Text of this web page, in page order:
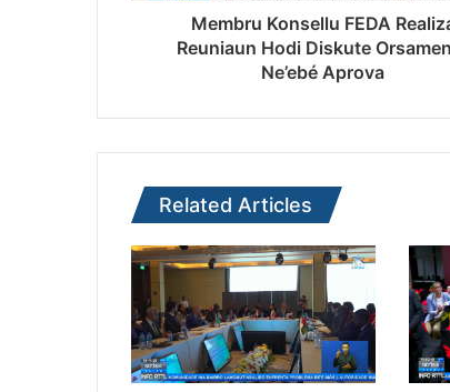
Membru Konsellu FEDA
Reuniaun Hodi Diskute
Ne’ebé Aprova
Related Articles